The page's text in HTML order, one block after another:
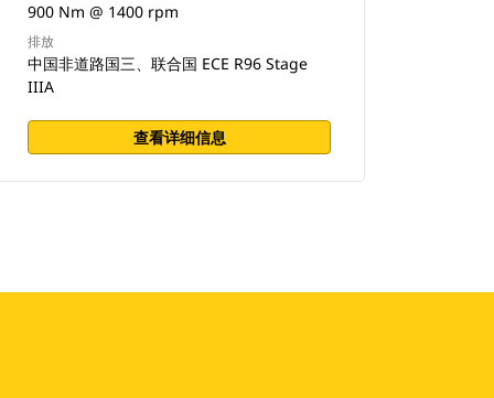
900 Nm @ 1400 rpm
排放
中国非道路国三、联合国 ECE R96 Stage
IIIA
查看详细信息